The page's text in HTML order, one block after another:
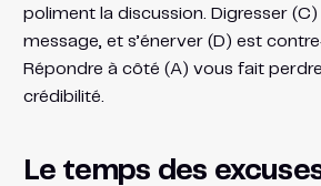
poliment la discussion. Digresser (C)
message, et s’énerver (D) est
Répondre à côté (A) vous fait
crédibilité.
Le temps des